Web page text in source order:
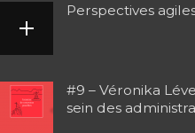
Perspectives
#9 – Véronika
sein des